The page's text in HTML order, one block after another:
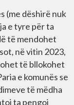
(me dëshirë nuk
e tyre për ta
të mendohet
në vitin 2023,
të bllokohet
e komunës se
të mëdha
ta pengoj